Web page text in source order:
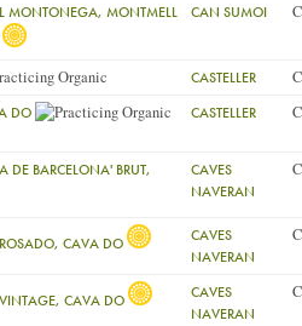
MONTONEGA, MONTMELL
CAN SUMOI
CASTELLER
DO CASTELLER
BARCELONA' BRUT,
CAVES
NAVERAN
CAVA DO
CAVES
NAVERAN
CAVA DO
CAVES
NAVERAN